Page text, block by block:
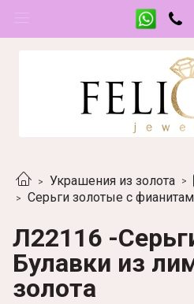
Украшения из золота
Серьги золотые с
Л22116 -
Булавки из
золота